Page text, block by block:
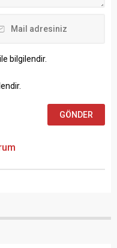
bilgilendir.